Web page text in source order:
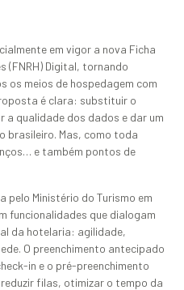
em vigor a nova Ficha
(FNRH) Digital, tornando
meios de hospedagem com
é clara: substituir o
a qualidade dos dados e dar um
brasileiro. Mas, como toda
e também pontos de
pelo Ministério do Turismo em
funcionalidades que dialogam
da hotelaria: agilidade,
O preenchimento antecipado
in e o pré-preenchimento
filas, otimizar o tempo da